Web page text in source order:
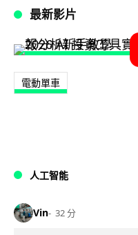
最新影片
電動單車
人工智能
Vin 32 分